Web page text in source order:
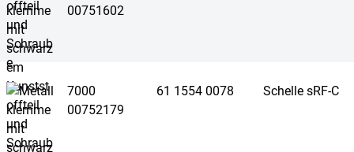
00751602
7000
00752179
61 1554 0078 Schelle sRF-C